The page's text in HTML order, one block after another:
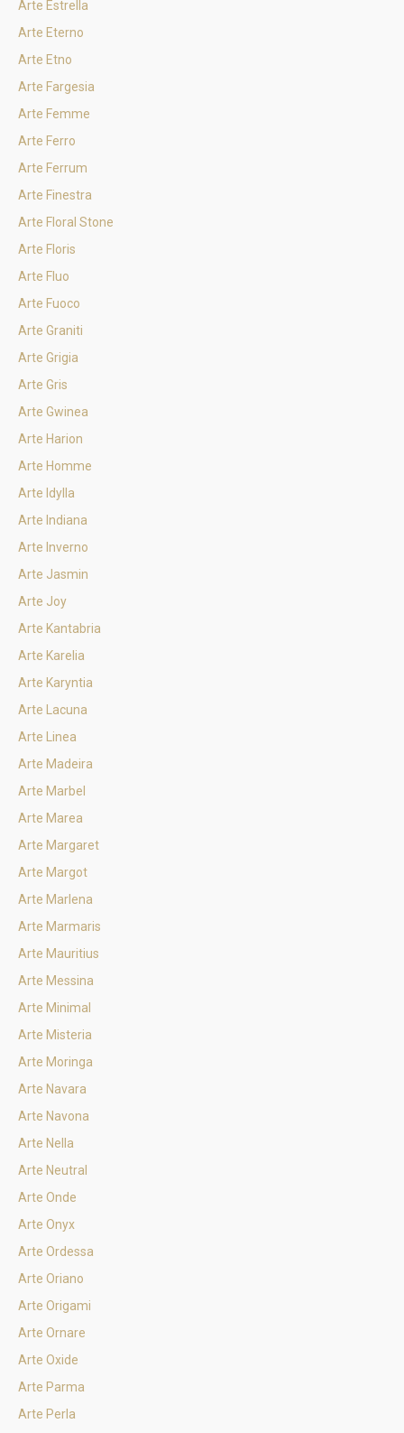
Arte Estrella
Arte Eterno
Arte Etno
Arte Fargesia
Arte Femme
Arte Ferro
Arte Ferrum
Arte Finestra
Arte Floral Stone
Arte Floris
Arte Fluo
Arte Fuoco
Arte Graniti
Arte Grigia
Arte Gris
Arte Gwinea
Arte Harion
Arte Homme
Arte Idylla
Arte Indiana
Arte Inverno
Arte Jasmin
Arte Joy
Arte Kantabria
Arte Karelia
Arte Karyntia
Arte Lacuna
Arte Linea
Arte Madeira
Arte Marbel
Arte Marea
Arte Margaret
Arte Margot
Arte Marlena
Arte Marmaris
Arte Mauritius
Arte Messina
Arte Minimal
Arte Misteria
Arte Moringa
Arte Navara
Arte Navona
Arte Nella
Arte Neutral
Arte Onde
Arte Onyx
Arte Ordessa
Arte Oriano
Arte Origami
Arte Ornare
Arte Oxide
Arte Parma
Arte Perla